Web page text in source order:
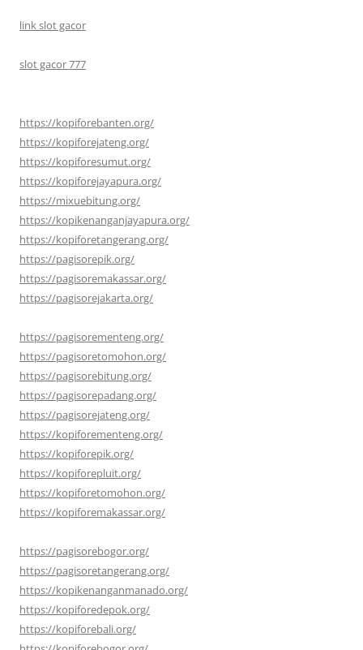
link slot gacor
slot gacor 777
https://kopiforebanten.org/
https://kopiforejateng.org/
https://kopiforesumut.org/
https://kopiforejayapura.org/
https://mixuebitung.org/
https://kopikenanganjayapura.org/
https://kopiforetangerang.org/
https://pagisorepik.org/
https://pagisoremakassar.org/
https://pagisorejakarta.org/
https://pagisorementeng.org/
https://pagisoretomohon.org/
https://pagisorebitung.org/
https://pagisorepadang.org/
https://pagisorejateng.org/
https://kopiforementeng.org/
https://kopiforepik.org/
https://kopiforepluit.org/
https://kopiforetomohon.org/
https://kopiforemakassar.org/
https://pagisorebogor.org/
https://pagisoretangerang.org/
https://kopikenanganmanado.org/
https://kopiforedepok.org/
https://kopiforebali.org/